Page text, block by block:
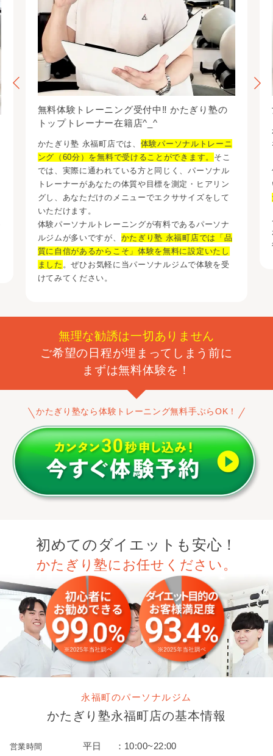
ッサージまで、こちらのコンディションにあわせてここま
で柔軟に対応してくださる方は他にはいないと思います。
無料体験トレーニング受付中‼ かたぎり塾の
トップトレーナー在籍店^_^
かたぎり塾 永福町店では、 体験パーソナルトレーニ
ング（60分）を無料で受けることができます。 そこ
では、実際に通われている方と同じく、パーソナル
トレーナーがあなたの体質や目標を測定・ヒアリン
グし、あなただけのメニューでエクササイズをして
いただけます。
体験パーソナルトレーニングが有料であるパーソナ
ルジムが多いですが、 かたぎり塾 永福町店では「品
質に自信があるからこそ」体験を無料に設定いたし
ました 。ぜひお気軽に当パーソナルジムで体験を受
けてみてください。
無理な勧誘は一切ありません
ご希望の日程が埋まってしまう前に
まずは無料体験を！
かたぎり塾なら体験トレーニング無料手ぶらOK！
初めてのダイエットも安心！
かたぎり塾にお任せください。
永福町のパーソナルジム
かたぎり塾永福町店の基本情報
営業時間 平日 ： 10:00~22:00